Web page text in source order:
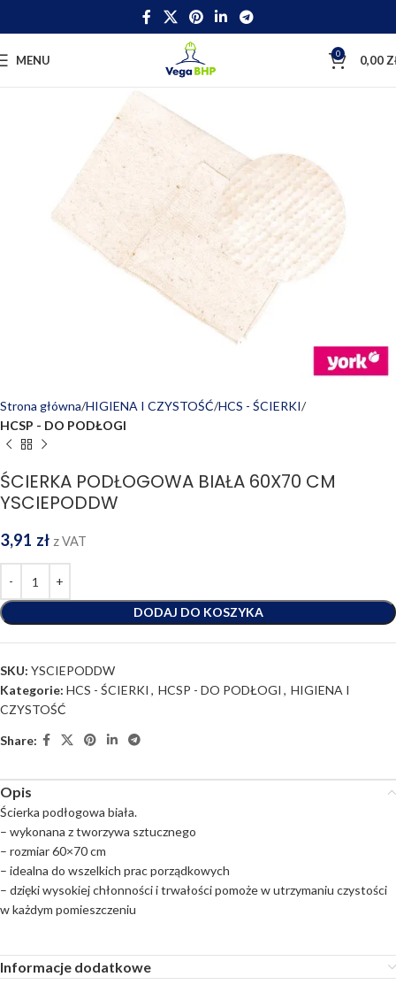
MENU 0 0,00
Strona główna HIGIENA I CZYSTOŚĆ HCS - ŚCIERKI
HCSP - DO PODŁOGI
ŚCIERKA PODŁOGOWA BIAŁA 60X70 CM
YSCIEPODDW
3,91 zł z VAT
DODAJ DO KOSZYKA
SKU: YSCIEPODDW
Kategorie: HCS - ŚCIERKI , HCSP - DO PODŁOGI , HIGIENA I
CZYSTOŚĆ
Share:
Opis
Ścierka podłogowa biała.
– wykonana z tworzywa sztucznego
– rozmiar 60×70 cm
– idealna do wszelkich prac porządkowych
– dzięki wysokiej chłonności i trwałości pomoże w utrzymaniu czystości
w każdym pomieszczeniu
Informacje dodatkowe